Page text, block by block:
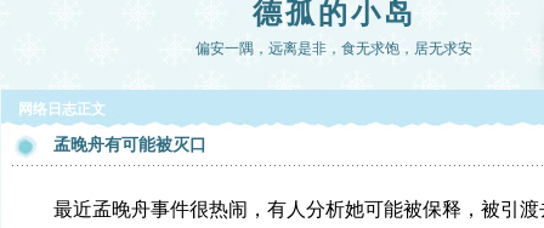
德孤的小岛
偏安一隅，远离是非，食无求饱，居无求安
网络日志正文
孟晚舟有可能被灭口
最近孟晚舟事件很热闹，有人分析她可能被保释，被引